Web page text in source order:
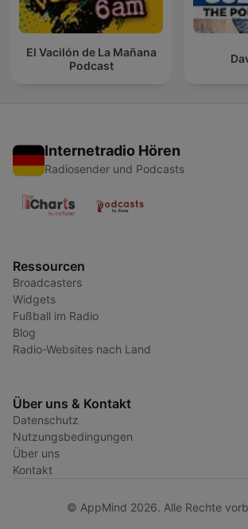
El Vacilón de La Mañana
Podcast
Internetradio Hören
Radiosender und Podcasts
Ressourcen
Broadcasters
Widgets
Fußball im Radio
Blog
Radio-Websites nach Land
Über uns & Kontakt
Datenschutz
Nutzungsbedingungen
Über uns
Kontakt
© AppMind 2026. Alle Rechte